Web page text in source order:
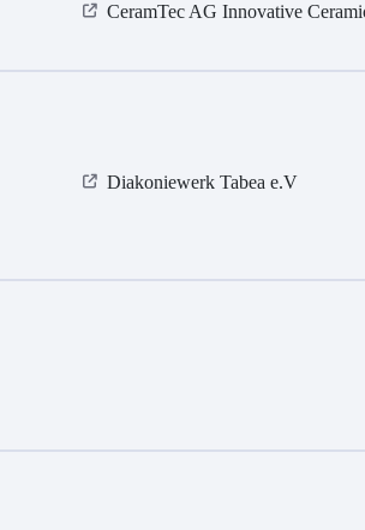
CeramTec AG Innovative
Diakoniewerk Tabea e.V